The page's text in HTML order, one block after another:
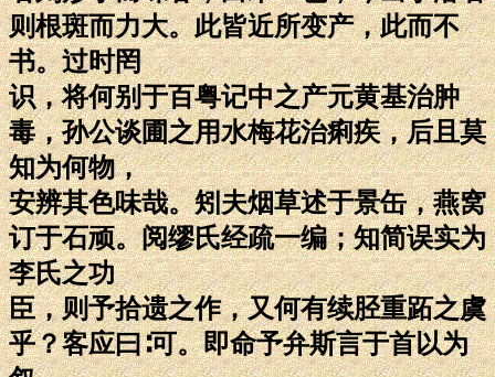
则根斑而力大。此皆近所变产，此而不
书。过时罔
识，将何别于百粤记中之产元黄基治肿
毒，孙公谈圃之用水梅花治痢疾，后且莫
知为何物，
安辨其色味哉。矧夫烟草述于景缶，燕窝
订于石顽。阅缪氏经疏一编；知简误实为
李氏之功
臣，则予拾遗之作，又何有续胫重跖之虞
乎？客应曰∶可。即命予弁斯言于首以为